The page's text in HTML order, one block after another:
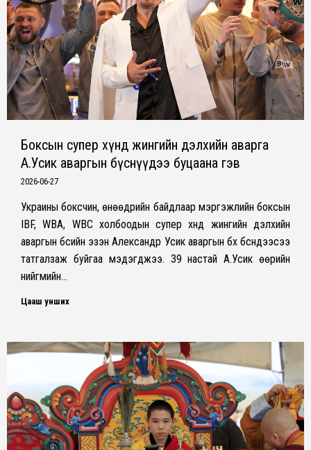
Боксын супер хүнд жингийн дэлхийн аварга
А.Усик аваргын бүснүүдээ буцаана гэв
2026-06-27
Украины боксчин, өнөөдрийн байдлаар мэргэжлийн боксын
IBF, WBA, WBC холбоодын супер хүнд жингийн дэлхийн
аваргын бүсийн эзэн Александр Усик аваргын бүх бүснүүдээсээ
татгалзаж буйгаа мэдэгджээ. 39 настай А.Усик өөрийн
нийгмийн…
Цааш унших